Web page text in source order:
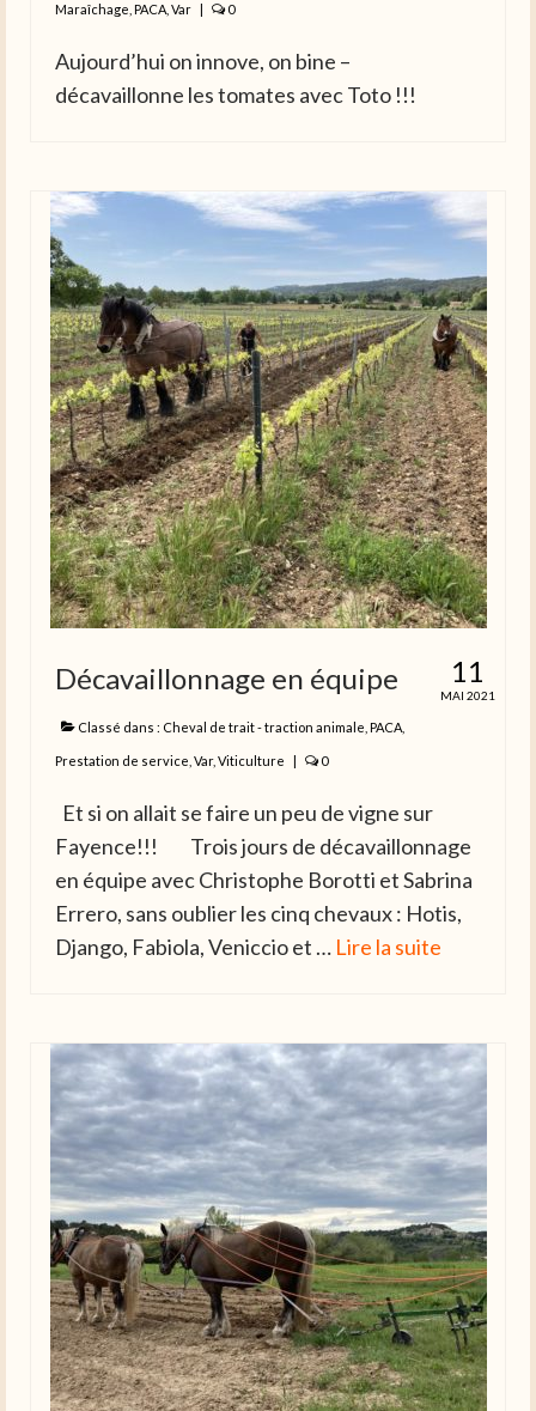
Maraîchage PACA Var 0
Aujourd’hui on innove, on bine –
décavaillonne les tomates avec Toto !!!
11
MAI 2021
Décavaillonnage en équipe
Classé dans : Cheval de trait - traction animale PACA
Prestation de service Var, Viticulture 0
Et si on allait se faire un peu de vigne sur
Fayence!!! Trois jours de décavaillonnage
en équipe avec Christophe Borotti et Sabrina
Errero, sans oublier les cinq chevaux : Hotis,
Django, Fabiola, Veniccio et … Lire la suite­­